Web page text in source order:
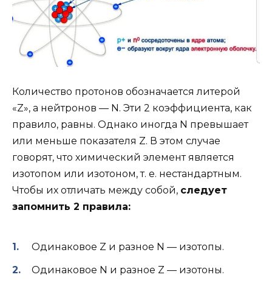
Количество протонов обозначается литерой
«Z», а нейтронов — N. Эти 2 коэффициента, как
правило, равны. Однако иногда N превышает
или меньше показателя Z. В этом случае
говорят, что химический элемент является
изотопом или изотоном, т. е. нестандартным.
Чтобы их отличать между собой, следует
запомнить 2 правила:
Одинаковое Z и разное N — изотопы.
Одинаковое N и разное Z — изотоны.